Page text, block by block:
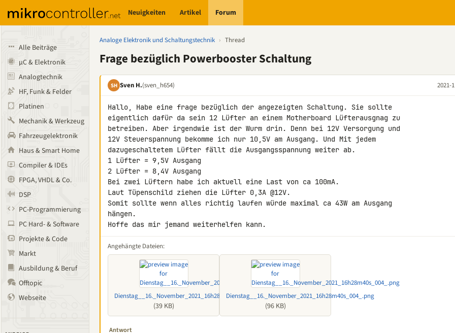
Neuigkeiten Artikel Forum
Alle Beiträge
µC & Elektronik
Analogtechnik
HF, Funk & Felder
Platinen
Mechanik & Werkzeug
Fahrzeugelektronik
Haus & Smart Home
Compiler & IDEs
FPGA, VHDL & Co.
DSP
PC-Programmierung
PC Hard- & Software
Projekte & Code
Markt
Ausbildung & Beruf
Offtopic
Webseite
Analoge Elektronik und Schaltungstechnik › Thread
Frage bezüglich Powerbooster Schaltung
SH Sven H.(sven_h654) 2021-
Hallo, Habe eine frage bezüglich der angezeigten Schaltung. Sie sollte
eigentlich dafür da sein 12 Lüfter an einem Motherboard Lüfterausgnag zu
betreiben. Aber irgendwie ist der Wurm drin. Denn bei 12V Versorgung und
12V Steuerspannung bekomme ich nur 10,5V am Ausgang. Und Mit jedem
dazugeschaltetem Lüfter fällt die Ausgangsspannung weiter ab.
1 Lüfter = 9,5V Ausgang
2 Lüfter = 8,4V Ausgang
Bei zwei Lüftern habe ich aktuell eine Last von ca 100mA.
Laut Tüpenschild ziehen die Lüfter 0,3A @12V.
Somit sollte wenn alles richtig laufen würde maximal ca 43W am Ausgang
hängen.
Hoffe das mir jemand weiterhelfen kann.
Angehängte Dateien:
Dienstag__16._November_2021_16h28m40s_004_.jpg
(39 KB)
Dienstag__16._November_2021_16h28m40s_004_.png
(96 KB)
Antwort